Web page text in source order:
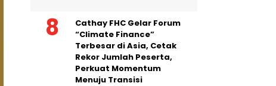
Cathay FHC Gelar Forum
“Climate Finance”
Terbesar di Asia, Cetak
Rekor Jumlah Peserta,
Perkuat Momentum
Menuju Transisi